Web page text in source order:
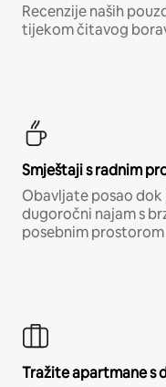
Recenzije naših
tijekom čitavog
Smještaji s radnim
Obavljate posao
dugoročni najam s
posebnim prostorom
Tražite apartmane s